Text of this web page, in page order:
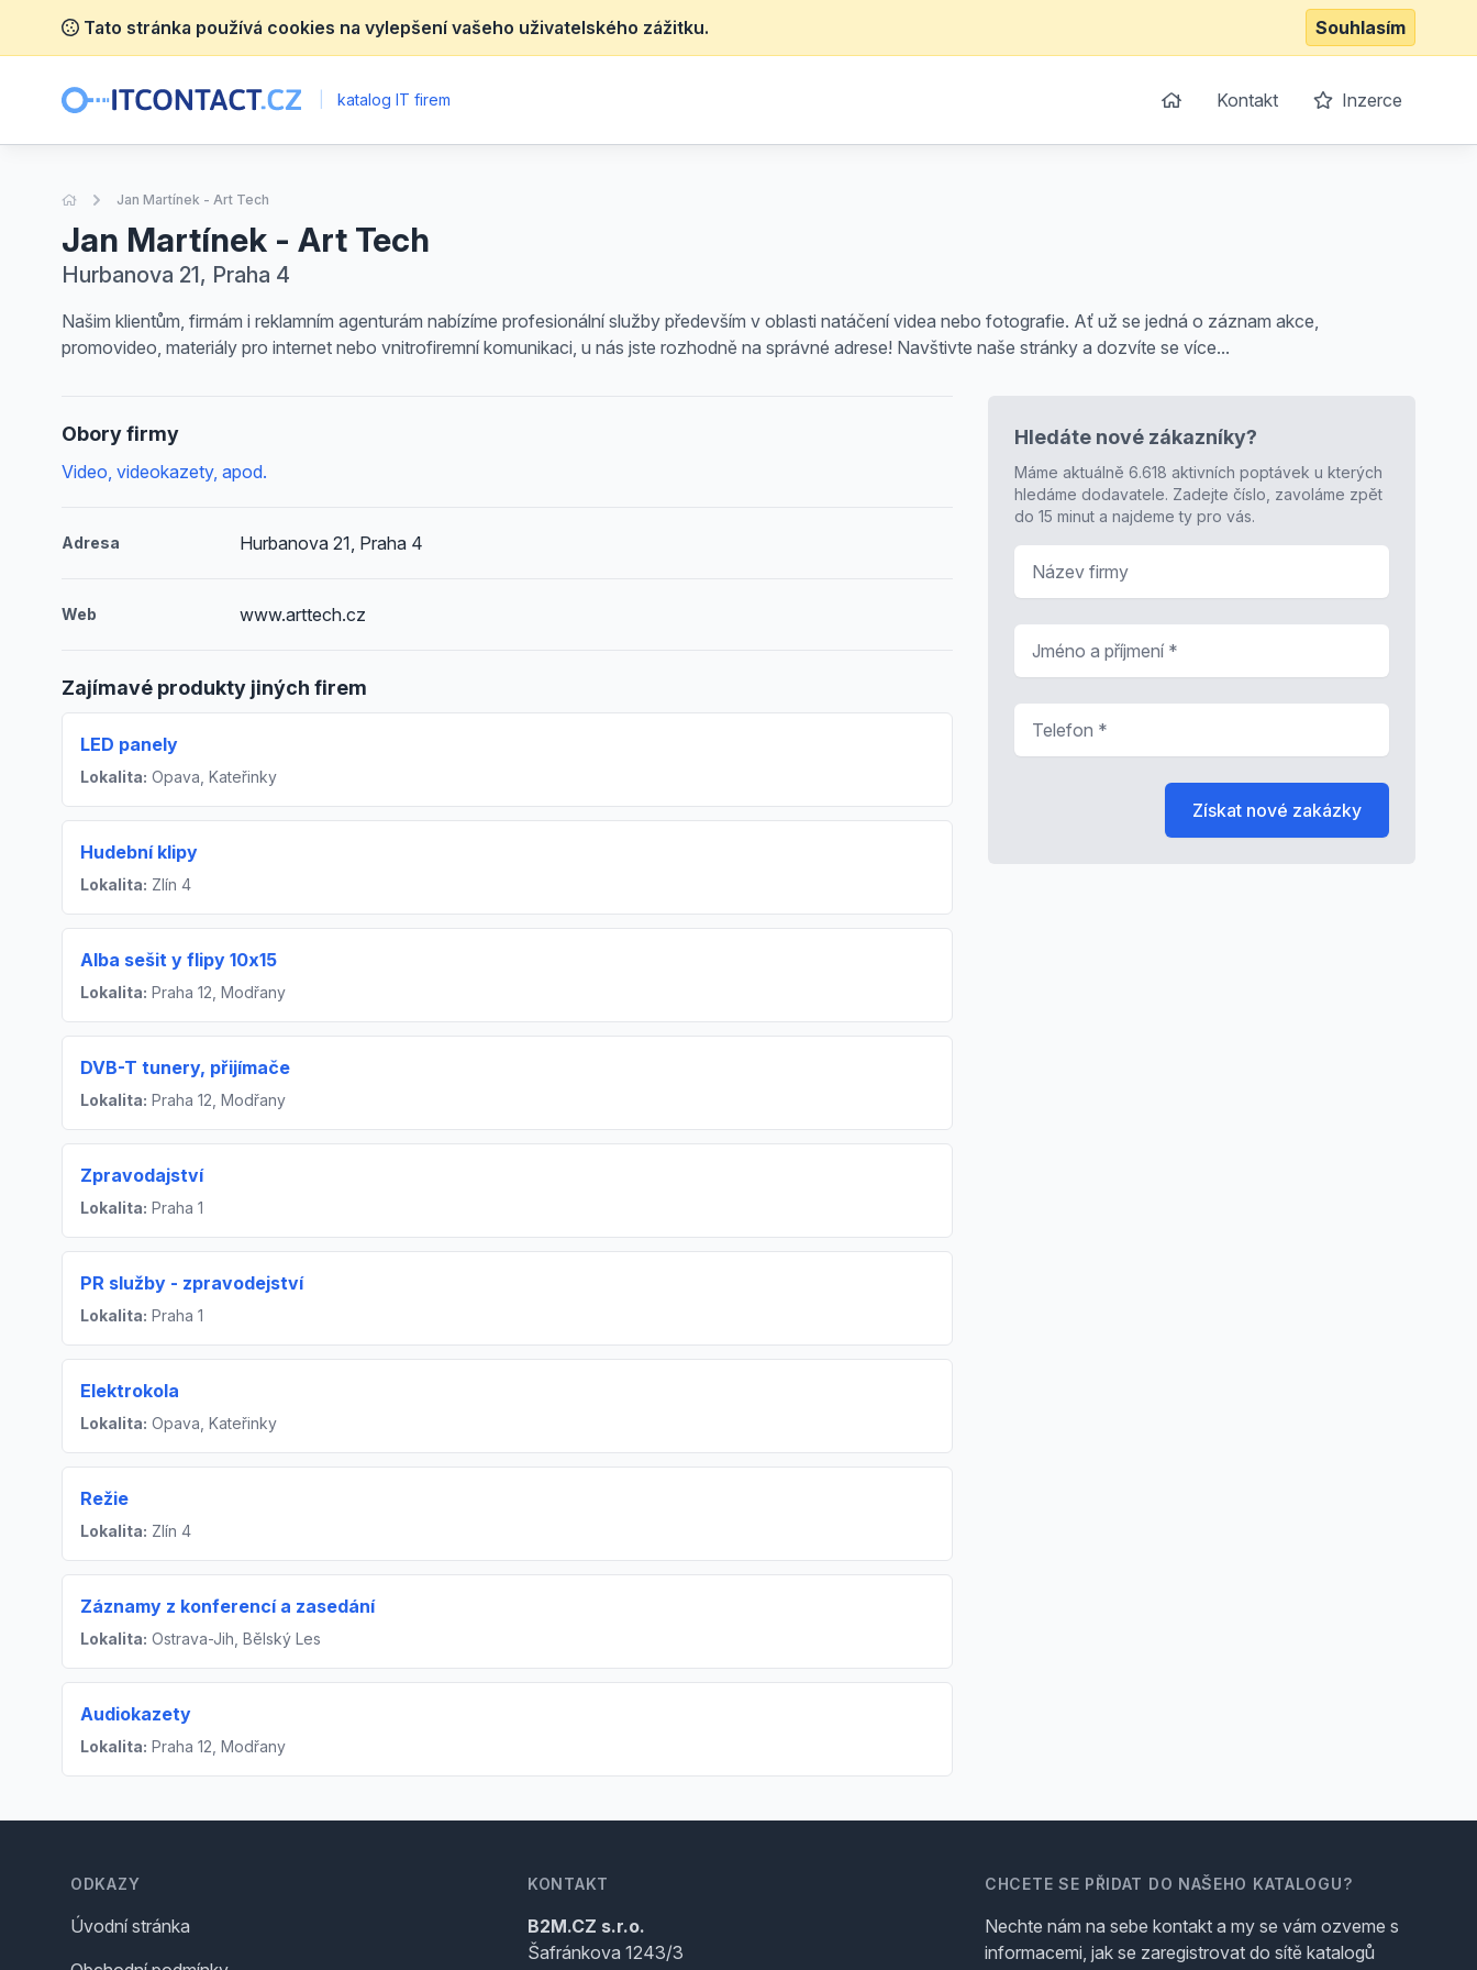
Tato stránka používá cookies na vylepšení vašeho uživatelského zážitku. Souhlasím
katalog IT firem Kontakt Inzerce
Úvodní stránka
Jan Martínek - Art Tech
Jan Martínek - Art Tech
Hurbanova 21, Praha 4
Našim klientům, firmám i reklamním agenturám nabízíme profesionální služby především v oblasti natáčení videa nebo fotografie. Ať už se jedná o záznam akce,
promovideo, materiály pro internet nebo vnitrofiremní komunikaci, u nás jste rozhodně na správné adrese! Navštivte naše stránky a dozvíte se více...
Obory firmy
Video, videokazety, apod.
Adresa Hurbanova 21, Praha 4
Web www.arttech.cz
Zajímavé produkty jiných firem
LED panely
Lokalita: Opava, Kateřinky
Hudební klipy
Lokalita: Zlín 4
Alba sešit y flipy 10x15
Lokalita: Praha 12, Modřany
DVB-T tunery, přijímače
Lokalita: Praha 12, Modřany
Zpravodajství
Lokalita: Praha 1
PR služby - zpravodejství
Lokalita: Praha 1
Elektrokola
Lokalita: Opava, Kateřinky
Režie
Lokalita: Zlín 4
Záznamy z konferencí a zasedání
Lokalita: Ostrava-Jih, Bělský Les
Audiokazety
Lokalita: Praha 12, Modřany
Hledáte nové zákazníky?
Máme aktuálně 6.618 aktivních poptávek u kterých
hledáme dodavatele. Zadejte číslo, zavoláme zpět
do 15 minut a najdeme ty pro vás.
Získat nové zakázky
ODKAZY
Úvodní stránka
KONTAKT
B2M.CZ s.r.o.
Šafránkova 1243/3
CHCETE SE PŘIDAT DO NAŠEHO KATALOGU?
Nechte nám na sebe kontakt a my se vám ozveme s
informacemi, jak se zaregistrovat do sítě katalogů